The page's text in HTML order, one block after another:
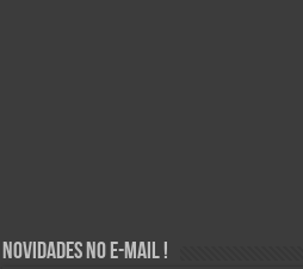
Novidades no E-mail !